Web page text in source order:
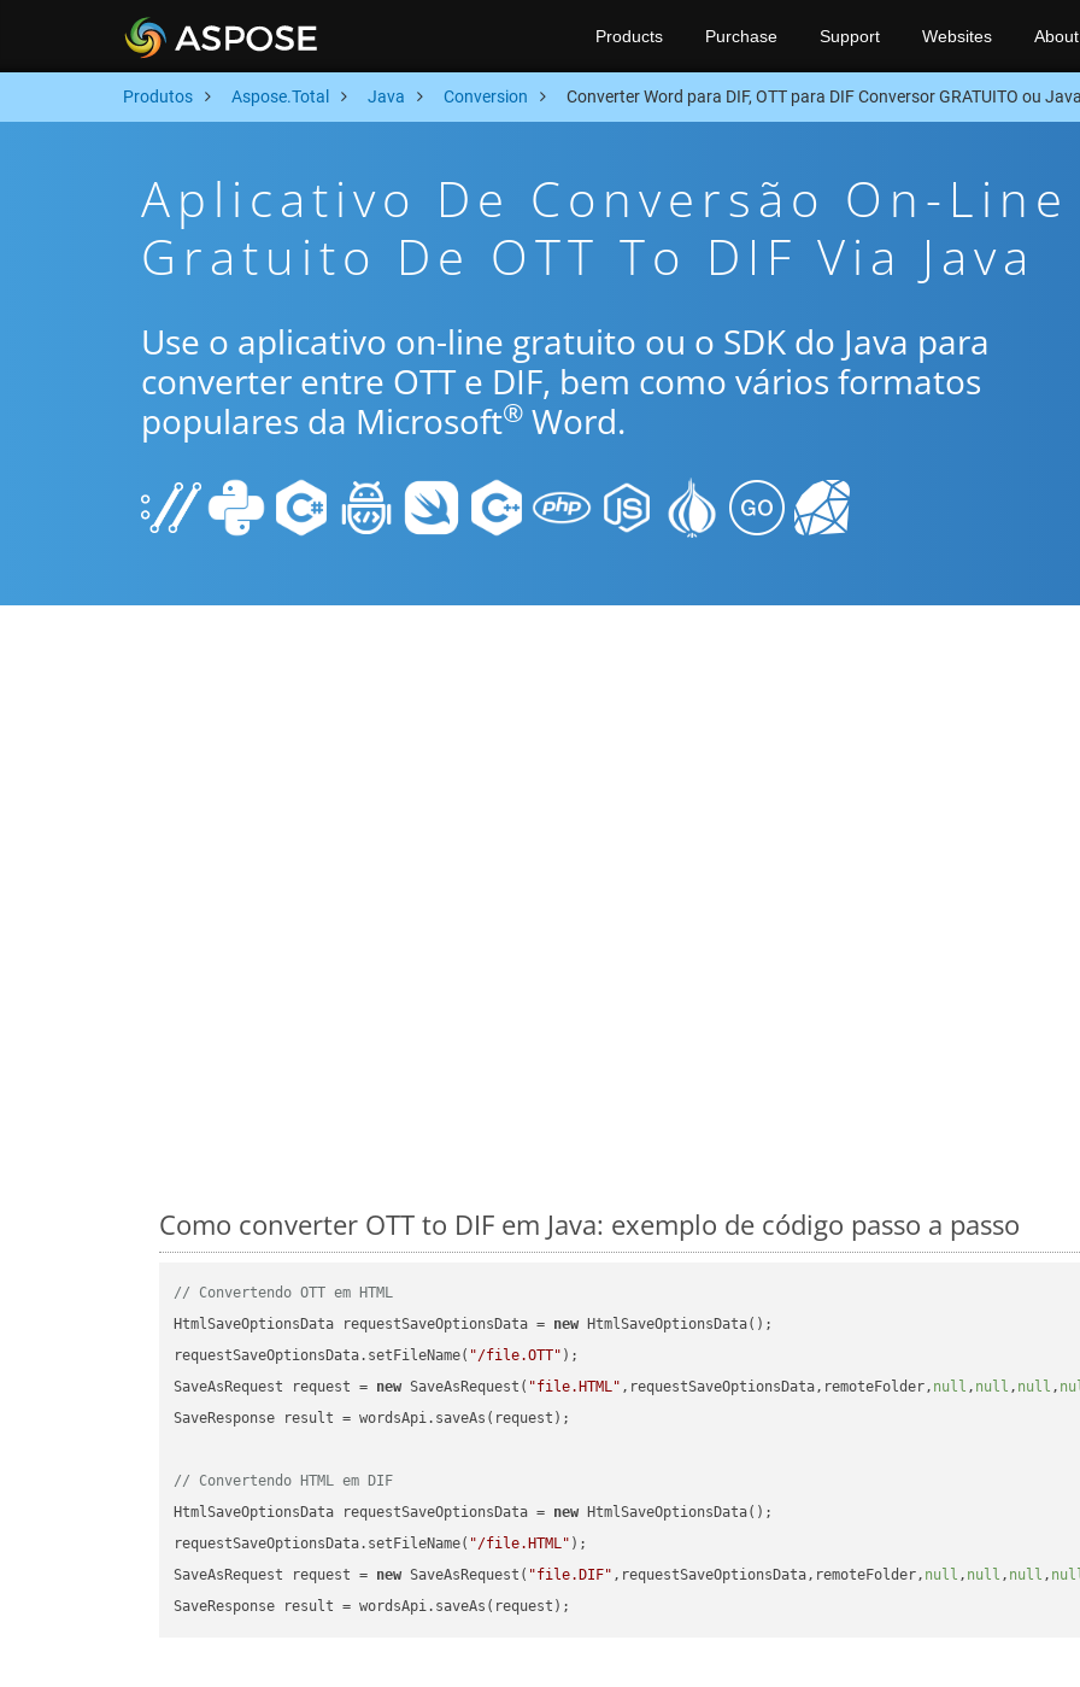
Products Purchase Support Websites About
Produtos Aspose.Total Java Conversion Converter Word para DIF, OTT para DIF Conversor GRATUITO ou
Aplicativo De Conversão On-Line
Gratuito De OTT To DIF Via Java
Use o aplicativo on-line gratuito ou o SDK do Java para
converter entre OTT e DIF, bem como vários formatos
populares da Microsoft® Word.
Como converter OTT to DIF em Java: exemplo de código passo a passo
// Convertendo OTT em HTML
HtmlSaveOptionsData requestSaveOptionsData = new HtmlSaveOptionsData();
requestSaveOptionsData.setFileName( "/file.OTT" );
SaveAsRequest request = new SaveAsRequest( "file.HTML" ,requestSaveOptionsData,remoteFolder, null , null , null ,
SaveResponse result = wordsApi.saveAs(request);
// Convertendo HTML em DIF
HtmlSaveOptionsData requestSaveOptionsData = new HtmlSaveOptionsData();
requestSaveOptionsData.setFileName( "/file.HTML" );
SaveAsRequest request = new SaveAsRequest( "file.DIF" ,requestSaveOptionsData,remoteFolder, null , null , null ,